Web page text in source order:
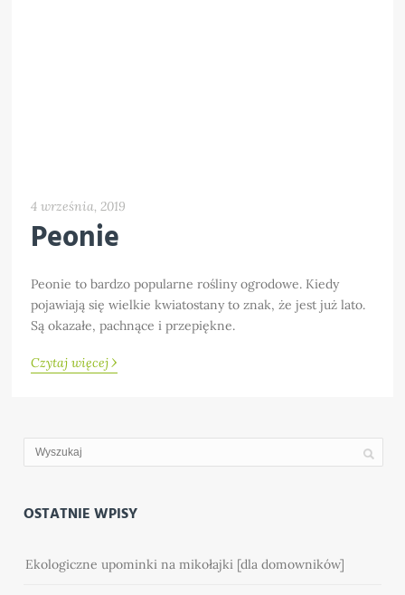
4 września, 2019
Peonie
Peonie to bardzo popularne rośliny ogrodowe. Kiedy
pojawiają się wielkie kwiatostany to znak, że jest już lato.
Są okazałe, pachnące i przepiękne.
Czytaj więcej›
OSTATNIE WPISY
Ekologiczne upominki na mikołajki [dla domowników]